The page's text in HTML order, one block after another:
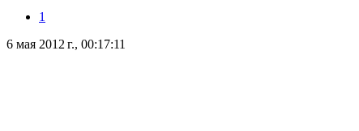
1
6 мая 2012 г., 00:17:11